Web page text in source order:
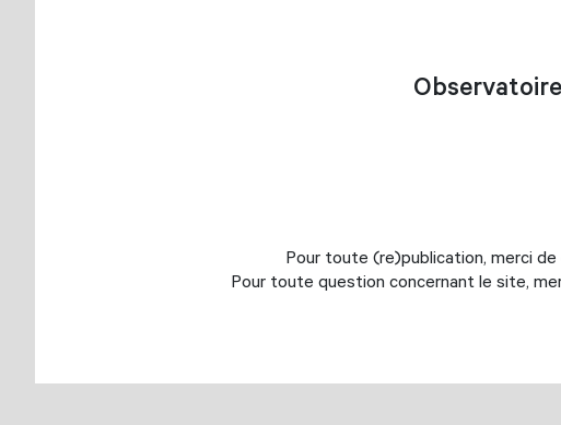
Pour toute (re)publication, merci
Pour toute question concernant le site,